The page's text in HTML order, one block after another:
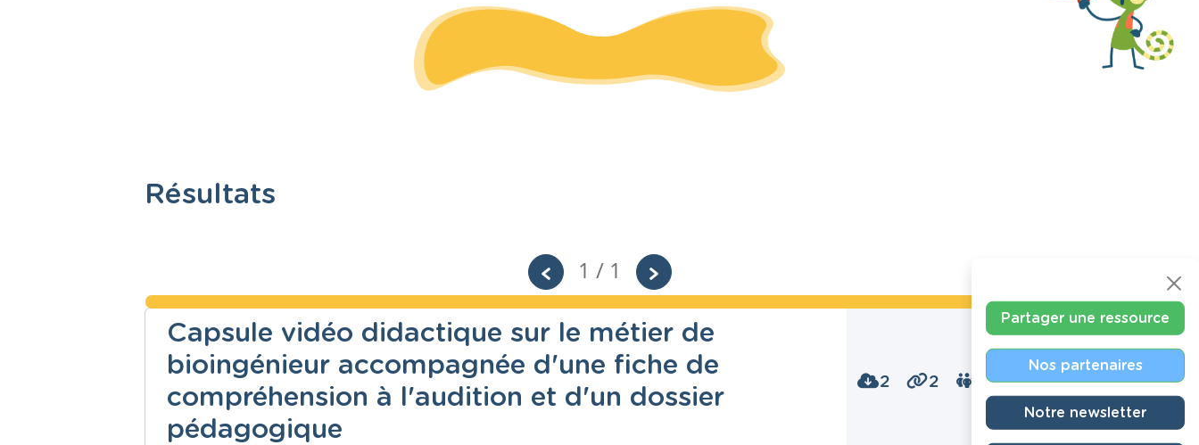
Résultats
1 / 1
Capsule vidéo didactique sur le métier de
bioingénieur accompagnée d'une fiche de
compréhension à l'audition et d'un dossier
pédagogique
2 2 0
Partager une ressource
Nos partenaires
Notre newsletter